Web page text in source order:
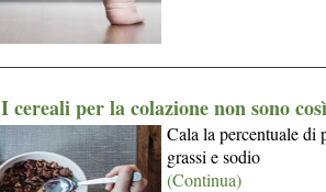
I cereali per la colazione non sono
Cala la percentuale di
grassi e sodio
(Continua)